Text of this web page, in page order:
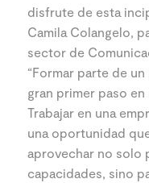
disfrute de esta
Camila Colangelo,
sector de
“Formar parte de
gran primer paso
Trabajar en una
una oportunidad
aprovechar no solo
capacidades, sino